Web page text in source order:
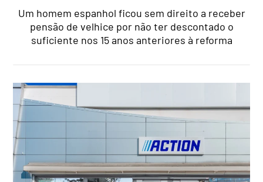
Um homem espanhol ficou sem direito a receber
pensão de velhice por não ter descontado o
suficiente nos 15 anos anteriores à reforma